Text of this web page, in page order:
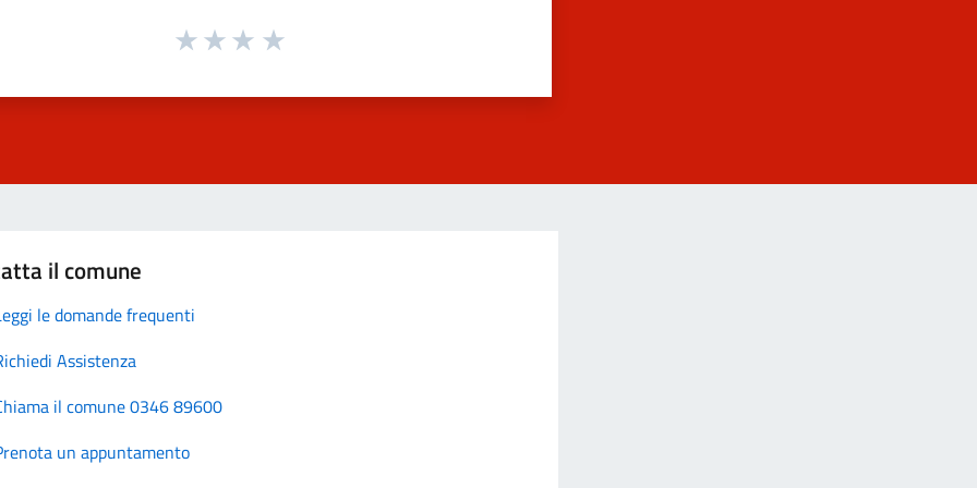
il comune
le domande frequenti
Assistenza
il comune 0346 89600
un appuntamento